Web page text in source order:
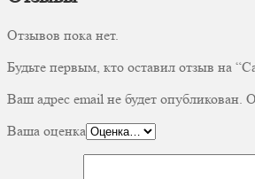
Отзывов пока нет.
Будьте первым, кто оставил отзыв на
Ваш адрес email не будет опубликован.
Ваша оценка